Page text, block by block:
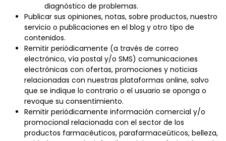
diagnóstico de problemas.
Publicar sus opiniones, notas, sobre productos, nuestro
servicio o publicaciones en el blog y otro tipo de
contenidos.
Remitir periódicamente (a través de correo
electrónico, vía postal y/o SMS) comunicaciones
electrónicas con ofertas, promociones y noticias
relacionadas con nuestras plataformas online, salvo
que se indique lo contrario o el usuario se oponga o
revoque su consentimiento.
Remitir periódicamente información comercial y/o
promocional relacionada con el sector de los
productos farmacéuticos, parafarmaceúticos, belleza,